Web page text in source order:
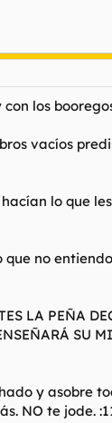
los
vacíos
lo que
no
LA PEÑA
SU
y asobre
NO te jode.